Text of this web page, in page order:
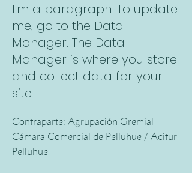
I'm a paragraph. To update
me, go to the Data
Manager. The Data
Manager is where you store
and collect data for your
site.
Contraparte: Agrupación Gremial
Cámara Comercial de Pelluhue / Acitur
Pelluhue